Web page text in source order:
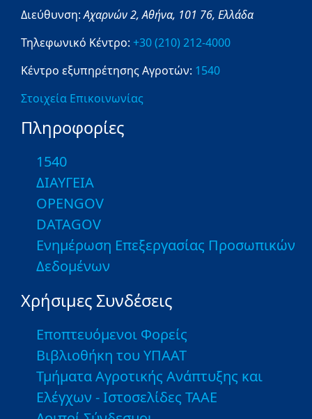
Διεύθυνση:Αχαρνών 2,Αθήνα, 101 76, Ελλάδα
Τηλεφωνικό Κέντρο: +30 (210) 212-4000
Κέντρο εξυπηρέτησης Αγροτών: 1540
Στοιχεία Επικοινωνίας
Πληροφορίες
1540
ΔΙΑΥΓΕΙΑ
OPENGOV
DATAGOV
Ενημέρωση Επεξεργασίας Προσωπικών
Δεδομένων
Χρήσιμες Συνδέσεις
Εποπτευόμενοι Φορείς
Βιβλιοθήκη του ΥΠΑΑΤ
Τμήματα Αγροτικής Ανάπτυξης και
Ελέγχων - Ιστοσελίδες ΤΑΑΕ